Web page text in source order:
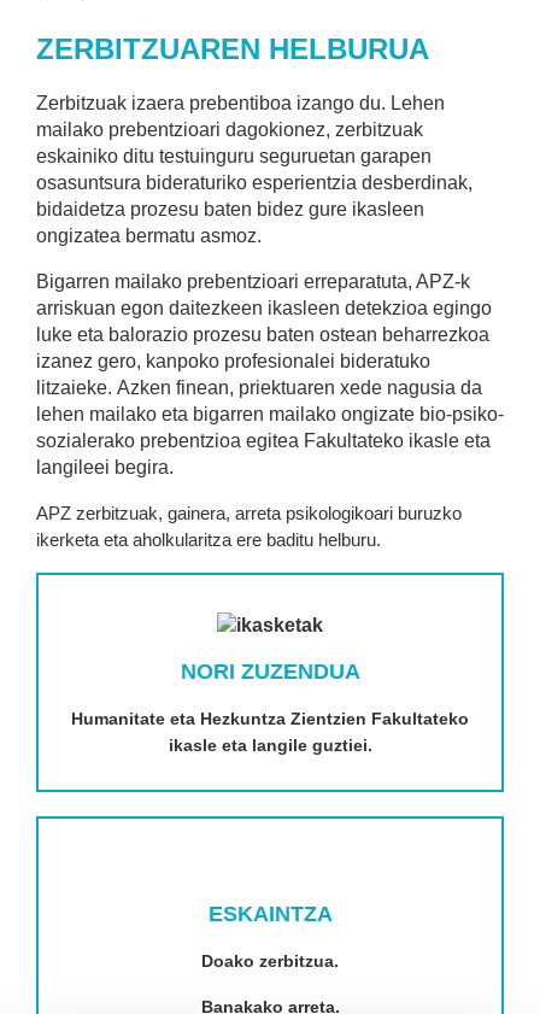
ZERBITZUAREN HELBURUA
Zerbitzuak izaera prebentiboa izango du. Lehen
mailako prebentzioari dagokionez, zerbitzuak
eskainiko ditu testuinguru seguruetan garapen
osasuntsura bideraturiko esperientzia desberdinak,
bidaidetza prozesu baten bidez gure ikasleen
ongizatea bermatu asmoz.
Bigarren mailako prebentzioari erreparatuta, APZ-k
arriskuan egon daitezkeen ikasleen detekzioa egingo
luke eta balorazio prozesu baten ostean beharrezkoa
izanez gero, kanpoko profesionalei bideratuko
litzaieke. Azken finean, priektuaren xede nagusia da
lehen mailako eta bigarren mailako ongizate bio-psiko-
sozialerako prebentzioa egitea Fakultateko ikasle eta
langileei begira.
APZ zerbitzuak, gainera, arreta psikologikoari buruzko
ikerketa eta aholkularitza ere baditu helburu.
NORI ZUZENDUA
Humanitate eta Hezkuntza Zientzien Fakultateko
ikasle eta langile guztiei.
ESKAINTZA
Doako zerbitzua.
Banakako arreta.